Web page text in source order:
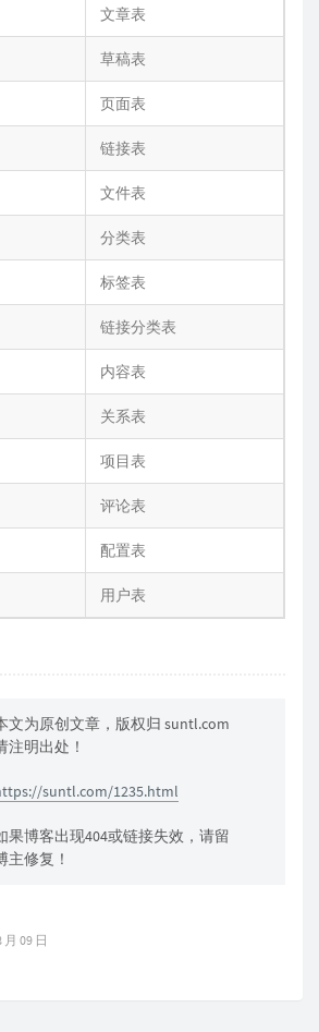
文章表
草稿表
页面表
链接表
文件表
分类表
标签表
链接分类表
内容表
关系表
项目表
评论表
配置表
用户表
文为原创文章，版权归 suntl.com
注明出处！
suntl.com/1235.html
果博客出现404或链接失效，请留
主修复！
09 日